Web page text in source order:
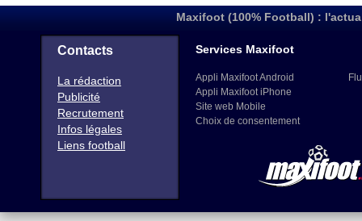
Maxifoot (100% Football) :
Contacts
La rédaction
Publicité
Recrutement
Infos légales
Liens football
Services Maxifoot
Appli Maxifoot Android
Appli Maxifoot iPhone
Site web Mobile
Choix de consentement